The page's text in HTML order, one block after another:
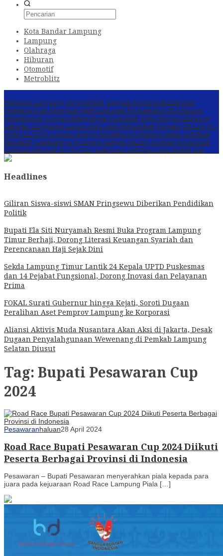
Kota Bandar Lampung
Lampung
Olahraga
Hiburan
Otomotif
Metroblitz
Perbakin Lampung Menghindar, Dugaan Komersialisasi Aset
Pemprov Kian MenguatAWPI Serukan Perdamaian dan Kecam
Provokasi di Tengah Ketegangan Nasional Triga Rakyat Guncang
Jakarta: Sengkarut Lahan SGC Jadi Pertaruhan Negara Oknum PT.
PNM ULAMM Tubaba Diduga Gelapkan Angsuran Serta Sertifikat
Nasabah Lambannya Respons Satgas ITERA, Korban Kekerasan
Seksual Dilarikan ke Rumah Sakit Usai Diduga Coba Bunuh Diri
Headlines
Giliran Siswa-siswi SMAN Pringsewu Diberikan Pendidikan
Politik
Bupati Ela Siti Nuryamah Resmi Buka Program Lampung
Timur Berhaji, Dorong Literasi Keuangan Syariah dan
Perencanaan Haji Sejak Dini
Sekda Lampung Timur Lantik 24 Kepala UPTD Puskesmas
dan 14 Pejabat Fungsional, Dorong Inovasi dan Pelayanan
Prima
FOKAL Surati Gubernur hingga Kejati, Soroti Dugaan
Peralihan Aset Pemprov Lampung ke Korporasi
Aliansi Aktivis Muda Nusantara Akan Aksi di Jakarta, Desak
Dugaan Penyalahgunaan Wewenang di Pemkab Lampung
Selatan Diusut
Tag: Bupati Pesawaran Cup
2024
Pesawaranhaluan28 April 2024
Road Race Bupati Pesawaran Cup 2024 Diikuti
Peserta Berbagai Provinsi di Indonesia
Pesawaran – Bupati Pesawaran menyerahkan piala kepada para
juara pada kejuaraan Road Race Lampung Piala […]